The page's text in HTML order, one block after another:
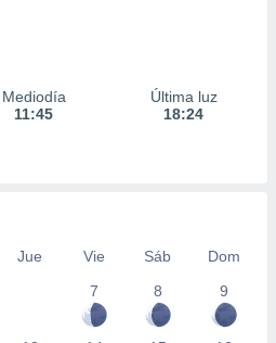
Mediodía
11:45
Última luz
18:24
Jue Vie Sáb
Dom
7
8 9